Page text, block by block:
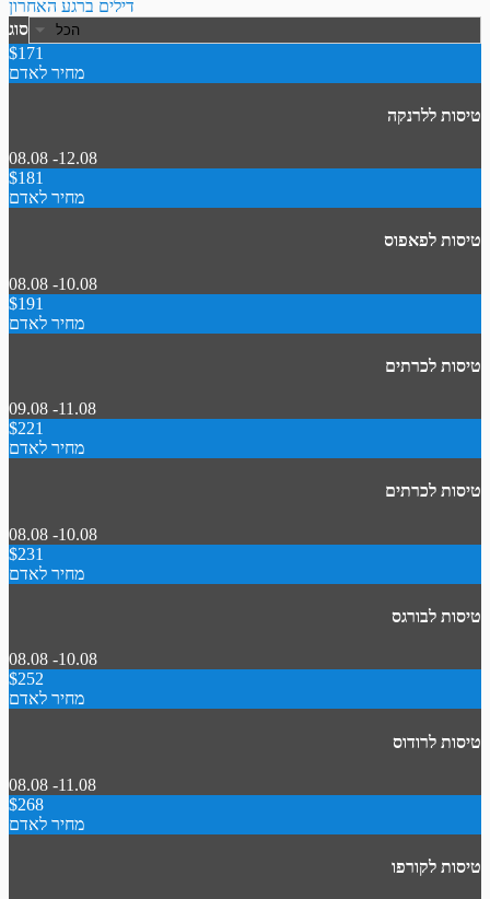
דילים ברגע האחרון
סוג
$171
מחיר לאדם
טיסות ללרנקה
08.08 -12.08
$181
מחיר לאדם
טיסות לפאפוס
08.08 -10.08
$191
מחיר לאדם
טיסות לכרתים
09.08 -11.08
$221
מחיר לאדם
טיסות לכרתים
08.08 -10.08
$231
מחיר לאדם
טיסות לבורגס
08.08 -10.08
$252
מחיר לאדם
טיסות לרודוס
08.08 -11.08
$268
מחיר לאדם
טיסות לקורפו